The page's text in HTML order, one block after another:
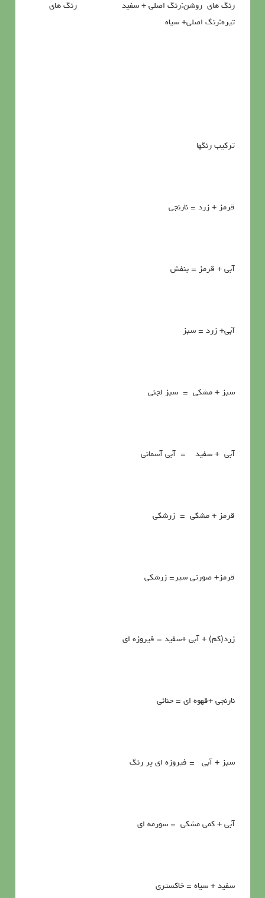
رنگ هاي روشن:رنگ اصلي + سفيد رنگ هاي
تيره:رنگ اصلي+ سياه
تركيب رنگها
قرمز + زرد = نارنجي
آبي + قرمز = بنفش
آبي+ زرد = سبز
سبز + مشكي = سبز لجني
آبي + سفيد = آبي آسماني
قرمز + مشكي = زرشكي
قرمز+ صورتي سير= زرشکي
زرد(كم) + آبي +سفيد = فيروزه اي
نارنجي +قهوه اي = حنائي
سبز + آبي = فيروزه اي پر رنگ
آبي + كمي مشكي = سورمه اي
سفيد + سياه = خاكستري